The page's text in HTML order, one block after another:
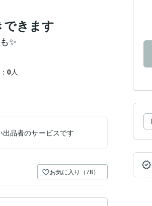
きます
✨
0人
品者のサービスです
お気に入り（78）